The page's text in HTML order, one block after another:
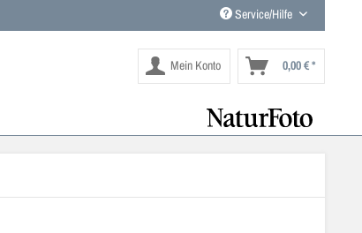
Service/Hilfe
Mein Konto 0,00 € *